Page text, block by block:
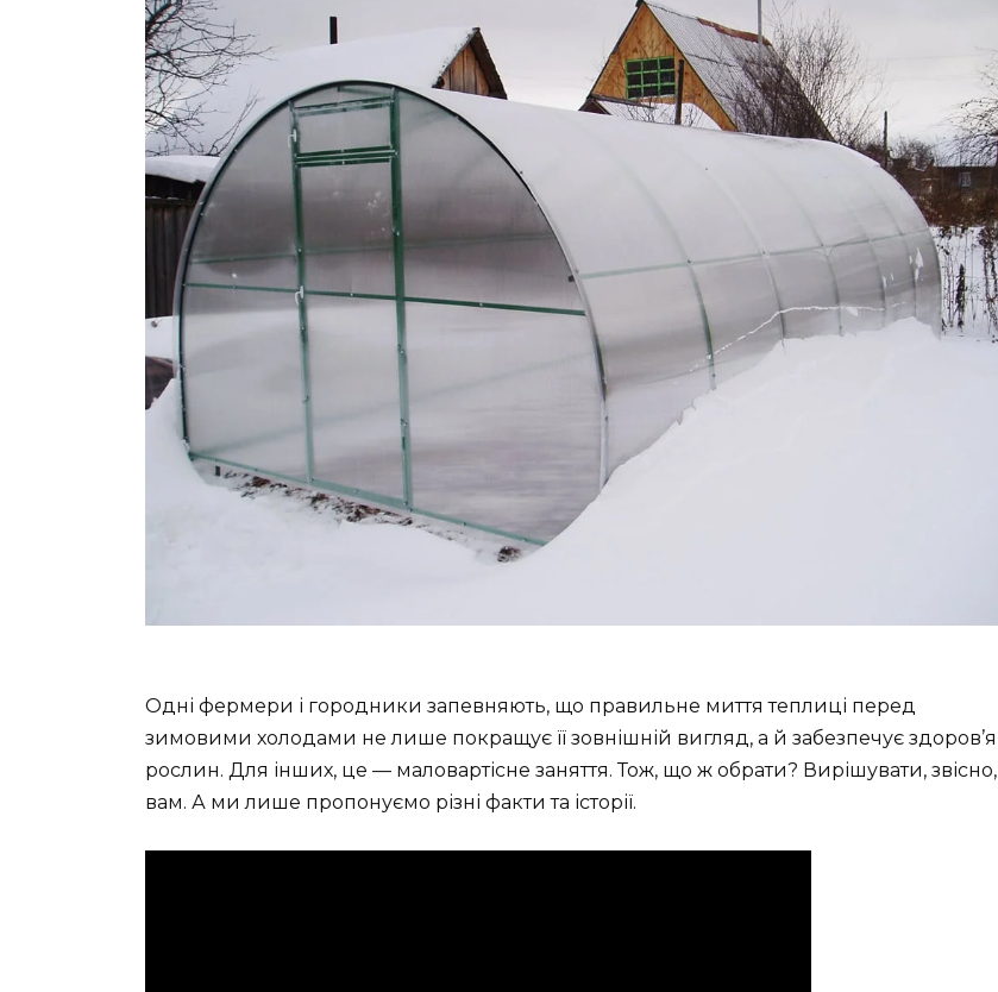
Одні фермери і городники запевняють, що правильне миття теплиці перед
зимовими холодами не лише покращує її зовнішній вигляд, а й забезпечує здоров’я
рослин. Для інших, це — маловартісне заняття. Тож, що ж обрати? Вирішувати, звісно,
вам. А ми лише пропонуємо різні факти та історії.